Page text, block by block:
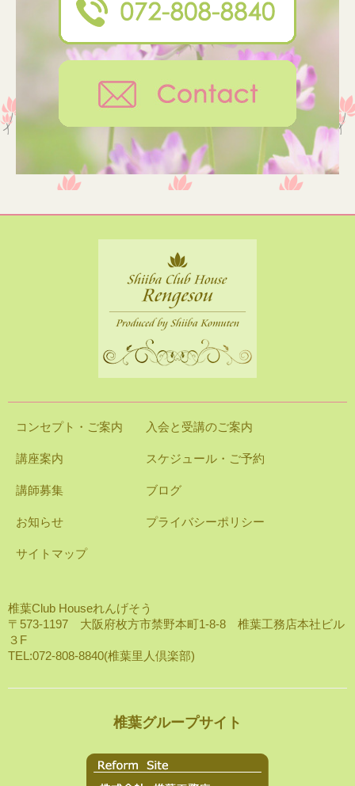
コンセプト・ご案内 入会と受講のご案内
講座案内 スケジュール・ご予約
講師募集 ブログ
お知らせ プライバシーポリシー
サイトマップ
椎葉Club Houseれんげそう
〒573-1197 大阪府枚方市禁野本町1-8-8 椎葉工務店本社ビル
３F
TEL:072-808-8840(椎葉里人倶楽部)
椎葉グループサイト